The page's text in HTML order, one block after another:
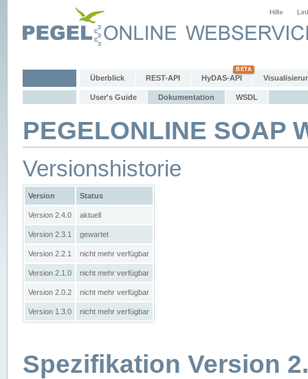
Hilfe
Überblick REST-API HyDAS-API
User's Guide Dokumentation WSDL
PEGELONLINE SOAP
Versionshistorie
Version Status
Version 2.4.0 aktuell
Version 2.3.1 gewartet
Version 2.2.1 nicht mehr verfügbar
Version 2.1.0 nicht mehr verfügbar
Version 2.0.2 nicht mehr verfügbar
Version 1.3.0 nicht mehr verfügbar
Spezifikation Version